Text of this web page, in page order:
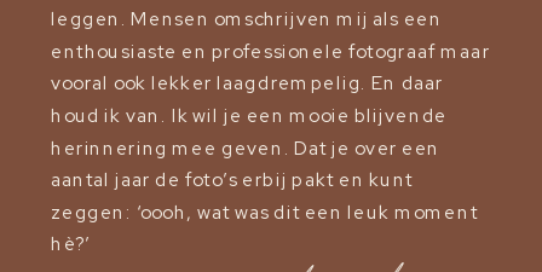
leggen. Mensen omschrijven mij als een
enthousiaste en professionele fotograaf maar
vooral ook lekker laagdrempelig. En daar
houd ik van. Ik wil je een mooie blijvende
herinnering mee geven. Dat je over een
aantal jaar de foto’s erbij pakt en kunt
zeggen: ‘oooh, wat was dit een leuk moment
hè?’